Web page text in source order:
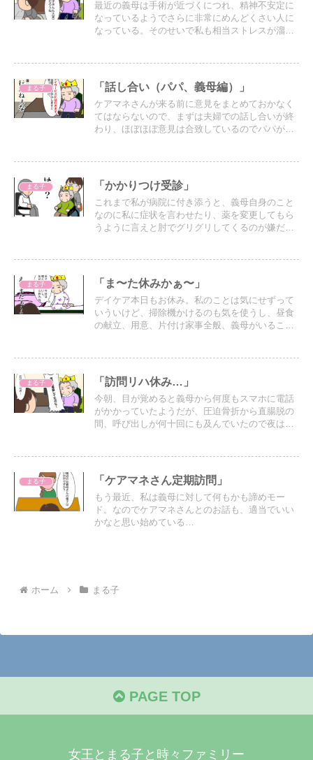
最近の義母は手術が近づくにつれ、精神不安定に
なっているようでさらに非常にめんどくさい人に
なっている。そのせいで私も相当ストレスが溜ま
まる子 「話し合い（パパ、義母編）」
ケアマネさんが来る前に意見をまとめておかなく
てはならないので、まずは夫婦での話し合いが終
わり、ほぼほぼ意見は合致しているのでパパが代
まる子 「かかりつけ受診」
これまで私が病院に付き添うと、義母自身のこと
なのに私に症状を言わせたり、薬を変更してもら
うように言えと肘でグリグリしてくるのが嫌だっ
まる子 「ま〜た休みかぁ〜」
デイケア本日もお休み。私のことは気にせずって
いういけど、掃除機かけるのも気を使うし、昼食
の献立、用意、片付け家事全般、義母がいること
まる子 「訪問リハ休み…」
今朝、目が覚めると義母から何度もスマホに電話
がかかっていたようだが、圧迫骨折から直腸脱の
間、呼び出しが何十回にも及んでいたので夜は消
まる子 「ケアマネさん定期訪問」
もう最近、私は義母に対して何もかも諦めモー
ド。なのでケアマネさんとのお話も、適当でいい
かなと思い始めている…
ホーム まる子
PAGE TOP
女王とまる子と時々ファミリー